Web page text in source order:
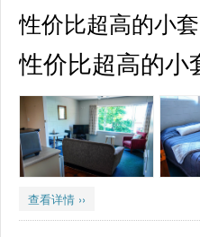
性价比超高的小
性价比超高的小
查看详情 ››